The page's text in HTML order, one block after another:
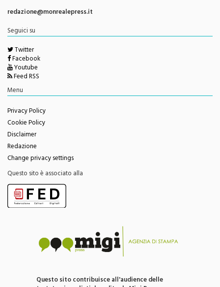
redazione@monrealepress.it
Seguici su
Twitter
Facebook
Youtube
Feed RSS
Menu
Privacy Policy
Cookie Policy
Disclaimer
Redazione
Change privacy settings
Questo sito è associato alla
Questo sito contribuisce all'audience delle